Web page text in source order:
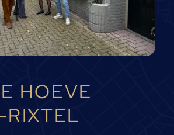
HOEVE